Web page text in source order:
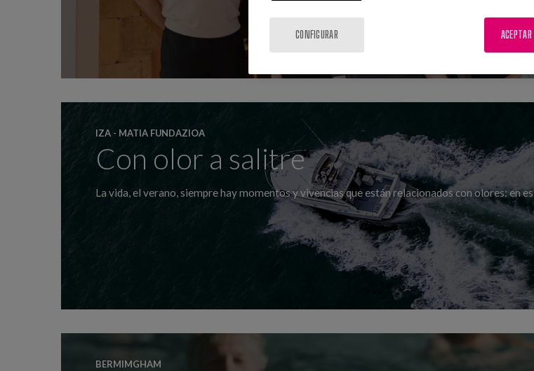
IZA - MATIA FUNDAZIOA
Con olor a salitre
La vida, el verano, siempre hay momentos y vivencias que están relacionados con olores: en
BERMIMGHAM
CONFIGURAR ACEPTAR